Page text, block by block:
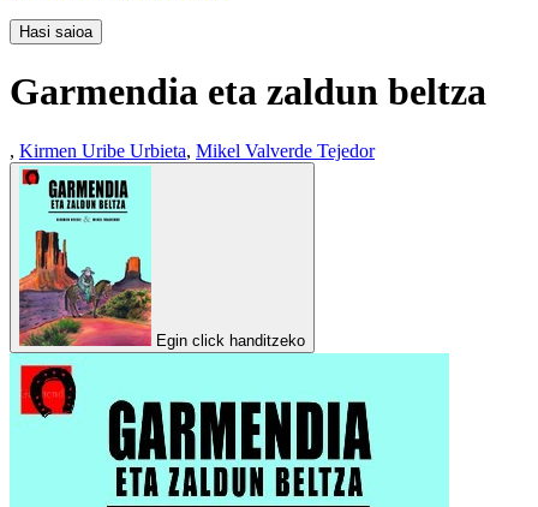
Hasi saioa
Garmendia eta zaldun beltza
, Kirmen Uribe Urbieta, Mikel Valverde Tejedor
Egin click handitzeko